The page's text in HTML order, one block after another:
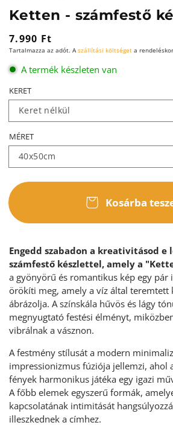
Ketten - számfestő
Normál
ár
7.990 Ft
Tartalmazza az adót. A szállítási költséget a
A termék készleten van
KERET
MÉRET
Kosárba
Engedd szabadon a kreativitásod e
számfestő készlettel, amely a
a gyönyörű és romantikus kép egy
örökíti meg, amely a víz által teremtett
ábrázolja. A színskála hűvös és lágy
megnyugtató festési élményt,
vibrálnak a vásznon.
A festmény stílusát a modern
impressionizmus fúziója jellemzi, ahol
fények harmonikus játéka egy igazi
A főbb elemek egyszerű formák,
kapcsolatának intimitását
illeszkednek a címhez.